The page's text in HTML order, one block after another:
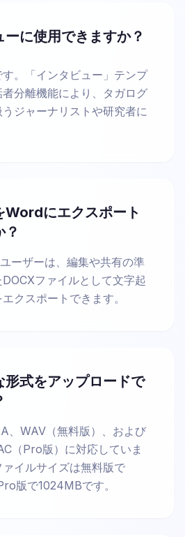
ーに使用できますか？
す。「インタビュー」テンプ
者分離機能により、タガログ
ジャーナリストや研究者に
Wordにエクスポート
？
ーザーは、編集や共有の準
ファイルとして文字起
クスポートできます。
形式をアップロードで
、WAV（無料版）、および
（Pro版）に対応していま
イルサイズは無料版で
版で1024MBです。